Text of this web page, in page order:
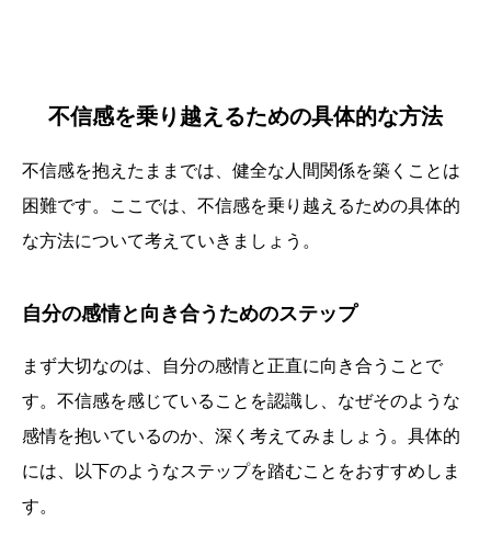
不信感を乗り越えるための具体的な方法
不信感を抱えたままでは、健全な人間関係を築くことは
困難です。ここでは、不信感を乗り越えるための具体的
な方法について考えていきましょう。
自分の感情と向き合うためのステップ
まず大切なのは、自分の感情と正直に向き合うことで
す。不信感を感じていることを認識し、なぜそのような
感情を抱いているのか、深く考えてみましょう。具体的
には、以下のようなステップを踏むことをおすすめしま
す。